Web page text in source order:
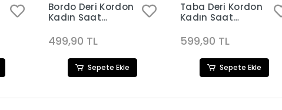
Bordo Deri Kordon
Kadın Saat
499,90 TL
Sepete Ekle
Taba Deri Kordon
Kadın Saat
599,90 TL
Sepete Ekle